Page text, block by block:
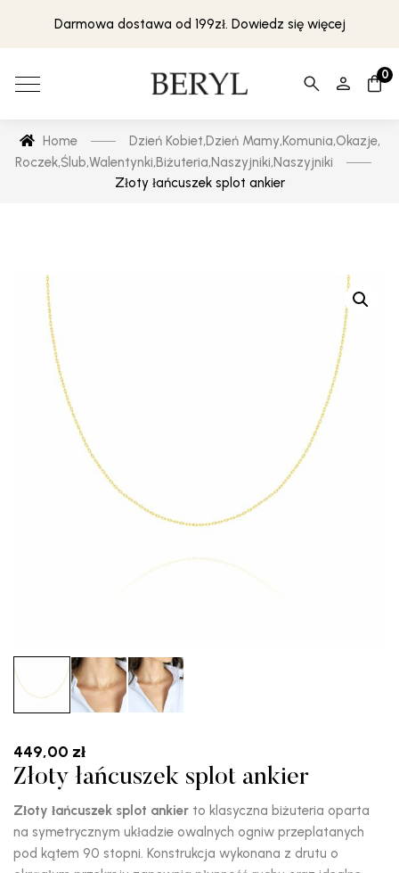
Darmowa dostawa od 199zł. Dowiedz się więcej
0
Home Dzień Kobiet,Dzień Mamy,Komunia,Okazje,
Roczek,Ślub,Walentynki,Biżuteria,Naszyjniki,Naszyjniki
Złoty łańcuszek splot ankier
449,00 zł
Złoty łańcuszek splot ankier
Złoty łańcuszek splot ankier to klasyczna biżuteria oparta
na symetrycznym układzie owalnych ogniw przeplatanych
pod kątem 90 stopni. Konstrukcja wykonana z drutu o